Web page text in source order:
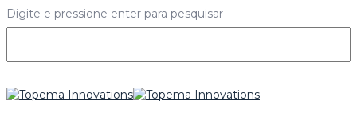
Digite e pressione enter para pesquisar